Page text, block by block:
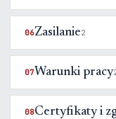
06Zasilanie2
07Warunki pracy
08Certyfikaty i